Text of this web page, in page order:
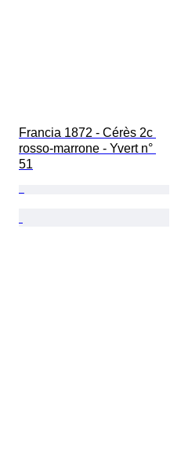
Francia 1872 - Cérès 2c
rosso-marrone - Yvert n°
51